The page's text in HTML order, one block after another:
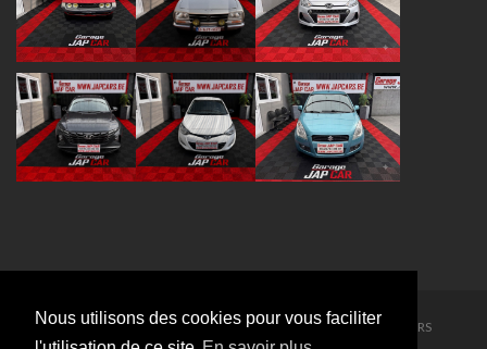
Nous utilisons des cookies pour vous faciliter
Copyright 2016 - 2026. Tous droits réservés: GARAGE JAPCARS